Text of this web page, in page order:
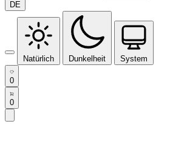
DE
Natürlich Dunkelheit System
0
0